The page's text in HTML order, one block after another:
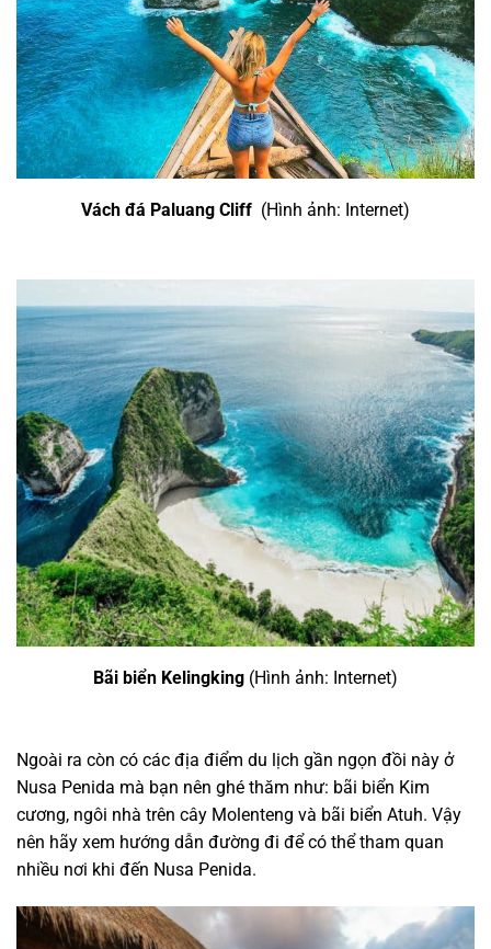
Vách đá Paluang Cliff (Hình ảnh: Internet)
Bãi biển Kelingking (Hình ảnh: Internet)
Ngoài ra còn có các địa điểm du lịch gần ngọn đồi này ở
Nusa Penida mà bạn nên ghé thăm như: bãi biển Kim
cương, ngôi nhà trên cây Molenteng và bãi biển Atuh. Vậy
nên hãy xem hướng dẫn đường đi để có thể tham quan
nhiều nơi khi đến Nusa Penida.